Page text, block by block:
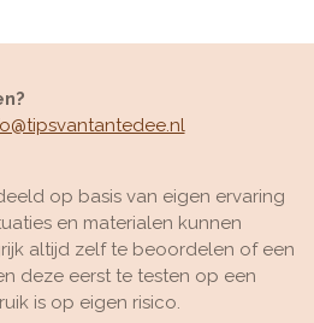
op basis van eigen ervaring
en materialen kunnen
altijd zelf te beoordelen of een
deze eerst te testen op een
is op eigen risico.